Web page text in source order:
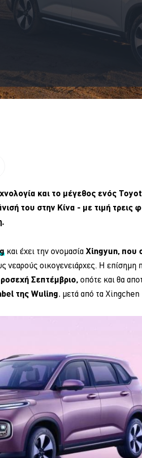
και το μέγεθος ενός
του στην Κίνα - με τιμή τρεις
και έχει την ονομασία Xingyun, που
νεαρούς οικογενειάρχες. Η επίσημη
Σεπτέμβριο, οπότε και θα
της Wuling, μετά από τα